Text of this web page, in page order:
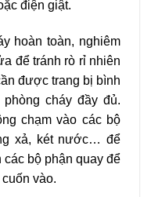
điện giật.
hoàn toàn, nghiêm
để tránh rò rỉ nhiên
được trang bị bình
cháy đầy đủ.
chạm vào các bộ
xả, két nước… để
bộ phận quay để
vào.